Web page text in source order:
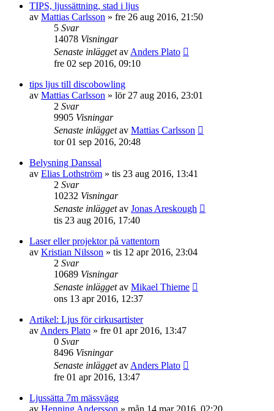
TIPS, ljussättning, stad i ljus
av Mattias Carlsson » fre 26 aug 2016, 21:50
5 Svar
14078 Visningar
Senaste inläggetav Anders Plato
fre 02 sep 2016, 09:10
tips ljus till discobowling
av Mattias Carlsson » lör 27 aug 2016, 23:01
2 Svar
9905 Visningar
Senaste inläggetav Mattias Carlsson
tor 01 sep 2016, 20:48
Belysning Danssal
av Elias Lothström » tis 23 aug 2016, 13:41
2 Svar
10232 Visningar
Senaste inläggetav Jonas Areskough
tis 23 aug 2016, 17:40
Laser eller projektor på vattentorn
av Kristian Nilsson » tis 12 apr 2016, 23:04
2 Svar
10689 Visningar
Senaste inläggetav Mikael Thieme
ons 13 apr 2016, 12:37
Artikel: Ljus för cirkusartister
av Anders Plato » fre 01 apr 2016, 13:47
0 Svar
8496 Visningar
Senaste inläggetav Anders Plato
fre 01 apr 2016, 13:47
Ljussätta 7m mässvägg
av Henning Andersson » mån 14 mar 2016, 02:20